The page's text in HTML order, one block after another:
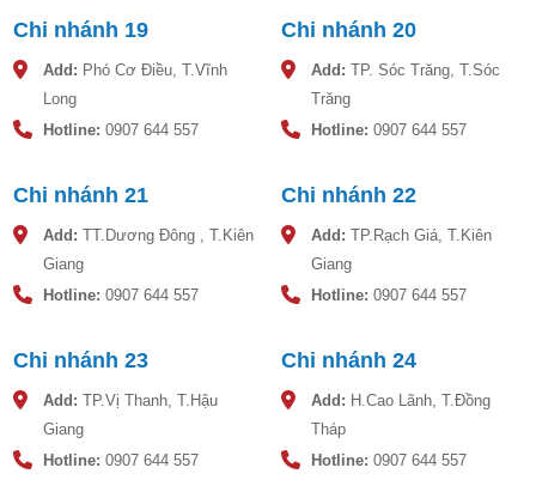
trái giữ cút, tay phải vặn đai ốc để tránh trường hợp cút
Bước 4: Dựng bồn và đóng nắp bồn theo chiều kim đồng
hồ.
Bước 5: Lắp đặt đường nước vào, đường nước ra và xả cặn
Chi nhánh 19
Add: Phó Cơ Điều, T.Vĩnh
Long
Hotline: 0907 644 557
Chi nhánh 20
Add: TP. Sóc Trăng, T.Sóc
Trăng
Hotline: 0907 644 557
Chi nhánh 21
Add: TT.Dương Đông , T.Kiên
Giang
Hotline: 0907 644 557
Chi nhánh 22
Add: TP.Rạch Giá, T.Kiên
Giang
Hotline: 0907 644 557
Chi nhánh 23
Add: TP.Vị Thanh, T.Hậu
Giang
Hotline: 0907 644 557
Chi nhánh 24
Add: H.Cao Lãnh, T.Đồng
Tháp
Hotline: 0907 644 557